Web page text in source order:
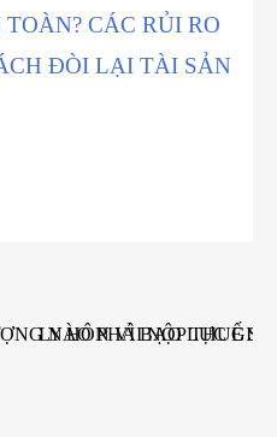
CÁC RỦI RO
ĐÒI LẠI TÀI SẢN
NÀO PHẢI NỘP THUẾ
LY HÔN VÌ BẠO LỰC GIA